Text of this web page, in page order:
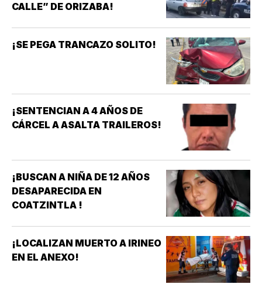
CALLE” DE ORIZABA!
¡SE PEGA TRANCAZO SOLITO!
¡SENTENCIAN A 4 AÑOS DE
CÁRCEL A ASALTA TRAILEROS!
¡BUSCAN A NIÑA DE 12 AÑOS
DESAPARECIDA EN
COATZINTLA !
¡LOCALIZAN MUERTO A IRINEO
EN EL ANEXO!